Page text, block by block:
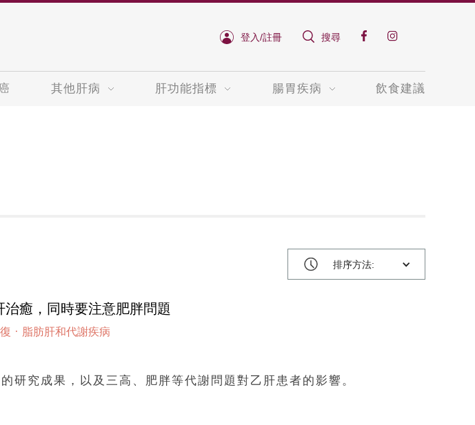
登入/註冊 搜尋
其他肝病 肝功能指標 腸胃疾病 飲食建議
排序方法:
治癒，同時要注意肥胖問題
· 脂肪肝和代謝疾病
研究成果，以及三高、肥胖等代謝問題對乙肝患者的影響。